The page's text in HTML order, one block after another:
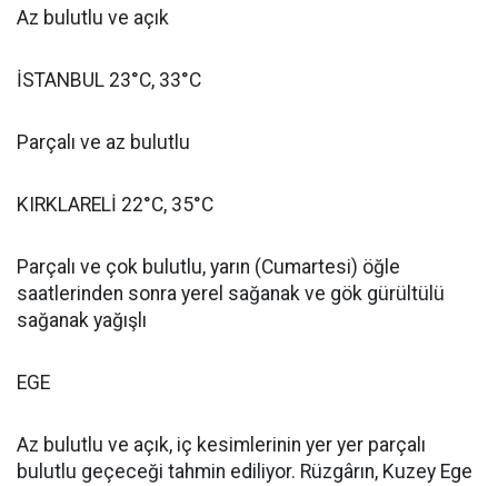
Az bulutlu ve açık
İSTANBUL 23°C, 33°C
Parçalı ve az bulutlu
KIRKLARELİ 22°C, 35°C
Parçalı ve çok bulutlu, yarın (Cumartesi) öğle
saatlerinden sonra yerel sağanak ve gök gürültülü
sağanak yağışlı
EGE
Az bulutlu ve açık, iç kesimlerinin yer yer parçalı
bulutlu geçeceği tahmin ediliyor. Rüzgârın, Kuzey Ege